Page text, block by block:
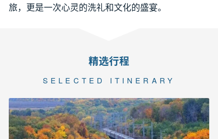
旅，更是一次心灵的洗礼和文化的盛宴。
精选行程
SELECTED ITINERARY